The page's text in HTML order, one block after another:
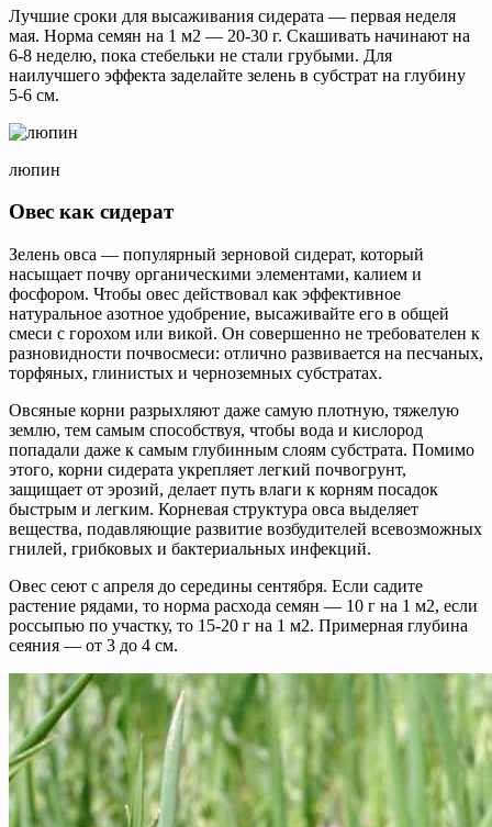
Лучшие сроки для высаживания сидерата — первая неделя
мая. Норма семян на 1 м2 — 20-30 г. Скашивать начинают на
6-8 неделю, пока стебельки не стали грубыми. Для
наилучшего эффекта заделайте зелень в субстрат на глубину
5-6 см.
люпин
Овес как сидерат
Зелень овса — популярный зерновой сидерат, который
насыщает почву органическими элементами, калием и
фосфором. Чтобы овес действовал как эффективное
натуральное азотное удобрение, высаживайте его в общей
смеси с горохом или викой. Он совершенно не требователен к
разновидности почвосмеси: отлично развивается на песчаных,
торфяных, глинистых и черноземных субстратах.
Овсяные корни разрыхляют даже самую плотную, тяжелую
землю, тем самым способствуя, чтобы вода и кислород
попадали даже к самым глубинным слоям субстрата. Помимо
этого, корни сидерата укрепляет легкий почвогрунт,
защищает от эрозий, делает путь влаги к корням посадок
быстрым и легким. Корневая структура овса выделяет
вещества, подавляющие развитие возбудителей всевозможных
гнилей, грибковых и бактериальных инфекций.
Овес сеют с апреля до середины сентября. Если садите
растение рядами, то норма расхода семян — 10 г на 1 м2, если
россыпью по участку, то 15-20 г на 1 м2. Примерная глубина
сеяния — от 3 до 4 см.